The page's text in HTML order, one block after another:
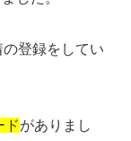
登録をしてい
ドがありまし